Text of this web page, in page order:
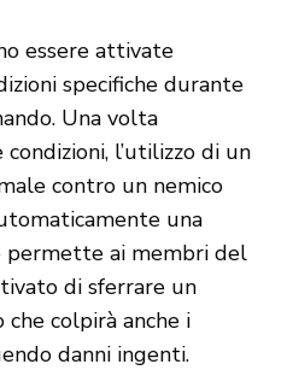
essere attivate
specifiche durante
Una volta
l’utilizzo di un
contro un nemico
una
permette ai membri del
di sferrare un
colpirà anche i
danni ingenti.